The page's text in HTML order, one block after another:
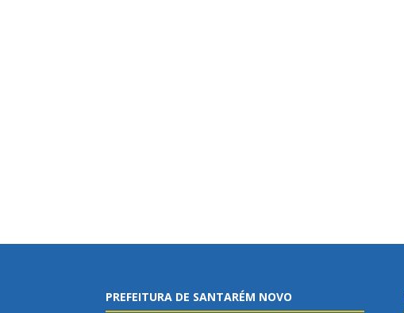
PREFEITURA DE SANTARÉM NOVO